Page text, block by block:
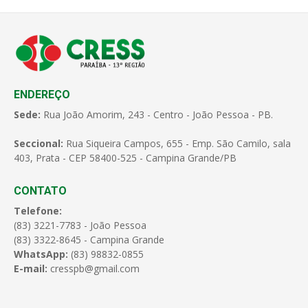
ENDEREÇO
Sede: Rua João Amorim, 243 - Centro - João Pessoa - PB.
Seccional: Rua Siqueira Campos, 655 - Emp. São Camilo, sala
403, Prata - CEP 58400-525 - Campina Grande/PB
CONTATO
Telefone:
(83) 3221-7783 - João Pessoa
(83) 3322-8645 - Campina Grande
WhatsApp: (83) 98832-0855
E-mail: cresspb@gmail.com